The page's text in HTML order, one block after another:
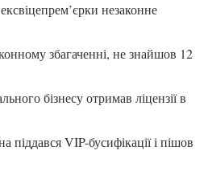
незаконне
збагаченні, не знайшов 12
бізнесу отримав ліцензії в
піддався VIP-бусифікації і пішов